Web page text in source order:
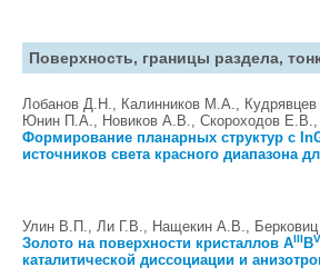
Поверхность, границы раздела,
Лобанов Д.Н., Калинников М.А.,
Юнин П.А., Новиков А.В., Скороходов Е.В.,
Формирование планарных структур с
источников света красного диапазона
Улин В.П., Ли Г.В., Нащекин A.В.,
Золото на поверхности кристаллов АIIIВV
каталитической диссоциации и